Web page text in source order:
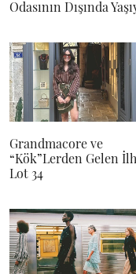
Odasının Dışında
Grandmacore ve
“Kök”Lerden Gelen
Lot 34